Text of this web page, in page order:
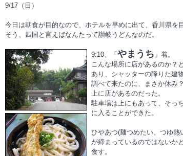
9/17（日）
今日は朝食が目的なので、ホテルを早めに出て、香川県を
そう、四国と言えばなんたって讃岐うどんなのだ。
9:10、「 やまうち 」着。
こんな場所に店があるのか？
あり、シャッターの降りた
調べて来たのに、まさか休み
上に店があるのだった。
駐車場は上にもあって、そっ
に入ることができた。
ひやあつ(麺つめたい、つゆ熱
が締まっているのではないか
食す。